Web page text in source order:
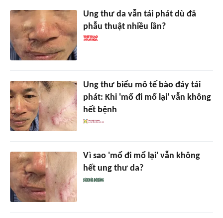
Ung thư da vẫn tái phát dù đã
phẫu thuật nhiều lần?
Ung thư biểu mô tế bào đáy tái
phát: Khi 'mổ đi mổ lại' vẫn không
hết bệnh
Vì sao 'mổ đi mổ lại' vẫn không
hết ung thư da?